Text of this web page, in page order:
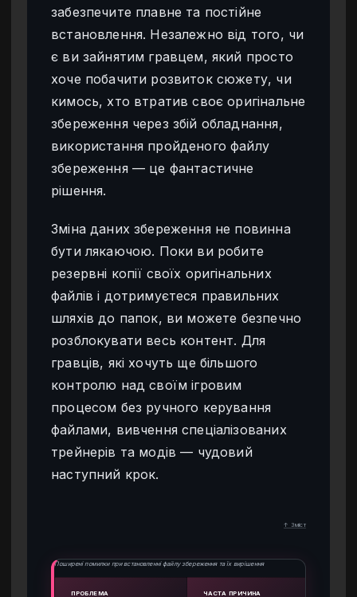
забезпечите плавне та постійне
встановлення. Незалежно від того, чи
є ви зайнятим гравцем, який просто
хоче побачити розвиток сюжету, чи
кимось, хто втратив своє оригінальне
збереження через збій обладнання,
використання пройденого файлу
збереження — це фантастичне
рішення.
Зміна даних збереження не повинна
бути лякаючою. Поки ви робите
резервні копії своїх оригінальних
файлів і дотримуєтеся правильних
шляхів до папок, ви можете безпечно
розблокувати весь контент. Для
гравців, які хочуть ще більшого
контролю над своїм ігровим
процесом без ручного керування
файлами, вивчення спеціалізованих
трейнерів та модів — чудовий
наступний крок.
↑ Зміст
Поширені помилки при встановленні файлу збереження та їх вирішення
ПРОБЛЕМА ЧАСТА ПРИЧИНА